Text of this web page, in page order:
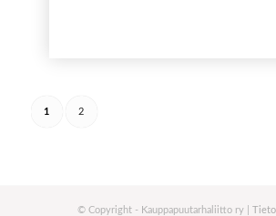
1 2
© Copyright - Kauppapuutarhaliitto ry |